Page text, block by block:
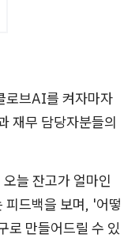
로브AI를 켜자마자
재무 담당자분들의
늘 잔고가 얼마인
피드백을 보며, '어떻
로 만들어드릴 수 있